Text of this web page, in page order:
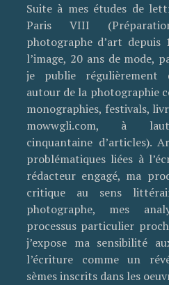
Suite à mes études de
Paris VIII
photographe d’art depuis
l’image, 20 ans de mode,
je publie régulièrement
autour de la photographie
monographies, festivals,
mowwgli.com, à
cinquantaine d’articles).
problématiques liées à
rédacteur engagé, ma
critique au sens
photographe, mes
processus particulier
j’expose ma sensibilité
l’écriture comme un
sèmes inscrits dans les